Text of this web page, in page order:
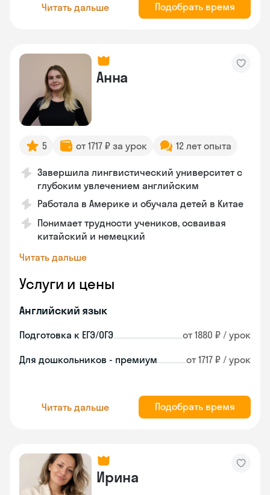
Читать дальше Подобрать время
Анна
5 от 1717 ₽ за урок 12 лет опыта
Завершила лингвистический университет с
глубоким увлечением английским
Работала в Америке и обучала детей в Китае
Понимает трудности учеников, осваивая
китайский и немецкий
Читать дальше
Услуги и цены
Английский язык
Подготовка к ЕГЭ/ОГЭ от 1880 ₽ / урок
Для дошкольников - премиум от 1717 ₽ / урок
Читать дальше Подобрать время
Ирина